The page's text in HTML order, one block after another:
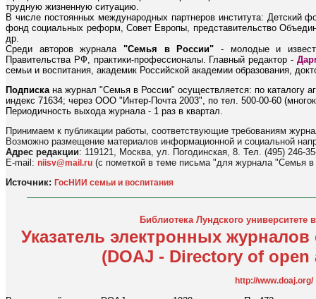
трудную жизненную ситуацию.
В числе постоянных международных партнеров института:
фонд социальных реформ, Совет Европы, представительство
др.
Среди авторов журнала "Семья в России" - молодые и
Правительства РФ, практики-профессионалы. Главный редактор -
семьи и воспитания, академик Российской академии образования,
Подписка на журнал "Семья в России" осуществляется: по каталогу
индекс 71634; через ООО "Интер-Почта 2003", по тел. 500-00-60
Периодичность выхода журнала - 1 раз в квартал.
Принимаем к публикации работы, соответствующие требованиям
Возможно размещение материалов информационной и социальной
Адрес редакции: 119121, Москва, ул. Погодинская, 8. Тел. (495) 246-
E-mail: niisv@mail.ru (с пометкой в теме письма "для журнала "Семья в
Источник: ГосНИИ семьи и воспитания
Библиотека Лундского университете
Указатель электронных
(DOAJ - Directory of
http://www.doaj.org/